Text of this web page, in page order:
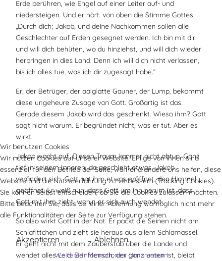
Erde berühren, wie Engel auf einer Leiter auf- und
niedersteigen. Und er hört: von oben die Stimme Gottes.
„Durch dich; Jakob, und deine Nachkommen sollen alle
Geschlechter auf Erden gesegnet werden. Ich bin mit dir
und will dich behüten, wo du hinziehst, und will dich wieder
herbringen in dies Land. Denn ich will dich nicht verlassen,
bis ich alles tue, was ich dir zugesagt habe.“
Er, der Betrüger, der aalglatte Gauner, der Lump, bekommt
diese ungeheure Zusage von Gott. Großartig ist das.
Gerade diesem Jakob wird das geschenkt. Wieso ihm? Gott
sagt nicht warum. Er begründet nicht, was er tut. Aber es
wirkt.
Jakob wacht auf. Diesen Traum kann er nicht abtun. Ganz
tief in seinem Inneren, da geschieht etwas. Jakob
verändert sich. Gott hat ihm etwas eröffnet, den Himmel
geöffnet. Er weiß nun, dass Gott um ihn herum ist, dass
Gott mit ihm zieht, wohin er sich auch wendet.
So also wirkt Gott in der Not. Er packt die Seinen nicht am
Schlafittchen und zieht sie heraus aus allem Schlamassel.
Er geht nicht mit dem Zauberstab über die Lande und
wendet alles Leid. Der Mensch, der ganz unten ist, bleibt
Wir benutzen Cookies
Wir nutzen Cookies auf unserer Website. Einige von ihnen sind
essenziell für den Betrieb der Seite, während andere uns helfen, diese
Website und die Nutzererfahrung zu verbessern (Tracking Cookies).
Sie können selbst entscheiden, ob Sie die Cookies zulassen möchten.
Bitte beachten Sie, dass bei einer Ablehnung womöglich nicht mehr
alle Funktionalitäten der Seite zur Verfügung stehen.
Akzeptieren Ablehnen
Weitere Informationen|Impressum